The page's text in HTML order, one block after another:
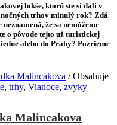
lokše, ktorú ste si dali v
trhov minulý rok? Zdá
že sa nemôžeme
o pôvode tejto už turistickej
alebo do Prahy? Pozrieme
Malincakova / Obsahuje
, trhy, Vianoce, zvyky
Malincakova